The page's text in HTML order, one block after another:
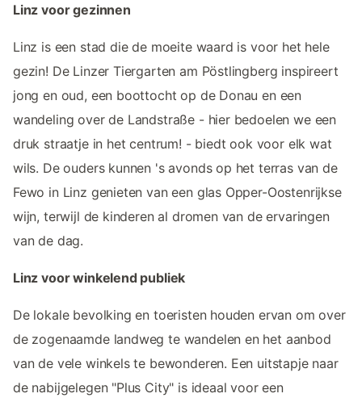
Linz voor gezinnen
Linz is een stad die de moeite waard is voor het hele
gezin! De Linzer Tiergarten am Pöstlingberg inspireert
jong en oud, een boottocht op de Donau en een
wandeling over de Landstraße - hier bedoelen we een
druk straatje in het centrum! - biedt ook voor elk wat
wils. De ouders kunnen 's avonds op het terras van de
Fewo in Linz genieten van een glas Opper-Oostenrijkse
wijn, terwijl de kinderen al dromen van de ervaringen
van de dag.
Linz voor winkelend publiek
De lokale bevolking en toeristen houden ervan om over
de zogenaamde landweg te wandelen en het aanbod
van de vele winkels te bewonderen. Een uitstapje naar
de nabijgelegen "Plus City" is ideaal voor een